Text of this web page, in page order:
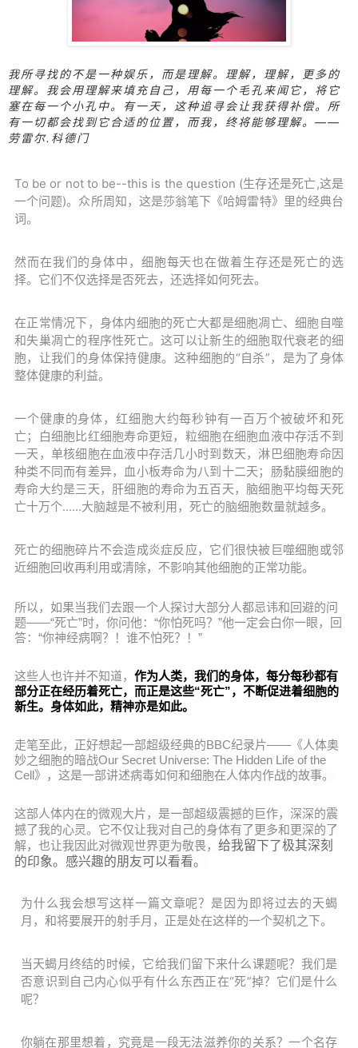
我所寻找的不是一种娱乐，而是理解。理解，理解，更多的
理解。我会用理解来填充自己，用每一个毛孔来闻它，将它
塞在每一个小孔中。有一天，这种追寻会让我获得补偿。所
有一切都会找到它合适的位置，而我，终将能够理解。——
劳雷尔.科德门
To be or not to be--this is the question (生存还是死亡,这是
一个问题)。众所周知，这是莎翁笔下《哈姆雷特》里的经典台
词。
然而在我们的身体中，细胞每天也在做着生存还是死亡的选
择。它们不仅选择是否死去，还选择如何死去。
在正常情况下，身体内细胞的死亡大都是细胞凋亡、细胞自噬
和失巢凋亡的程序性死亡。这可以让新生的细胞取代衰老的细
胞，让我们的身体保持健康。这种细胞的“自杀”，是为了身体
整体健康的利益。
一个健康的身体，红细胞大约每秒钟有一百万个被破坏和死
亡；白细胞比红细胞寿命更短，粒细胞在细胞血液中存活不到
一天，单核细胞在血液中存活几小时到数天，淋巴细胞寿命因
种类不同而有差异，血小板寿命为八到十二天；肠黏膜细胞的
寿命大约是三天，肝细胞的寿命为五百天，脑细胞平均每天死
亡十万个......大脑越是不被利用 ，死亡的脑细胞数量就越多。
死亡的细胞碎片不会造成炎症反应，它们很快被巨噬细胞或邻
近细胞回收再利用或清除，不影响其他细胞的正常功能。
所以，如果当我们去跟一个人探讨大部分人都忌讳和回避的问
题——“死亡”时，你问他：“你怕死吗？”他一定会白你一眼，回
答：“你神经病啊？！谁不怕死？！”
这些人也许并不知道， 作为人类，我们的身体，每分每秒都有
部分正在经历着死亡，而正是这些“死亡”，不断促进着细胞的
新生。身体如此，精神亦是如此。
走笔至此，正好想起一部超级经典的BBC纪录片——《人体奥
妙之细胞的暗战Our Secret Universe: The Hidden Life of the
Cell》，这是一部讲述病毒如何和细胞在人体内作战的故事。
这部人体内在的微观大片， 是一部超级震撼的巨作， 深深的震
撼了我的心灵。它不仅让我对自己的身体有了更多和更深的了
解， 也让我因此对微观世界更为敬畏， 给我留下了极其深刻
的印象。感兴趣的朋友可以看看。
为什么我会想写这样一篇文章呢？是因为即将过去的天蝎
月，和将要展开的射手月，正是处在这样的一个契机之下。
当天蝎月终结的时候，它给我们留下来什么课题呢？我们是
否意识到自己内心似乎有什么东西正在“死”掉？它们是什么
呢？
你躺在那里想着，究竟是一段无法滋养你的关系？一个名存